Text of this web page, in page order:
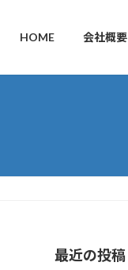
HOME 会社概要
最近の投稿